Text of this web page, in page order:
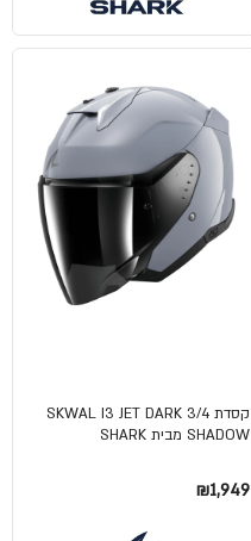
קסדת 3/4 SKWAL I3 JET DARK
SHADOW מבית SHARK
₪1,949